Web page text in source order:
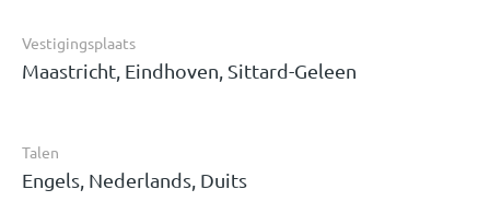
Vestigingsplaats
Maastricht, Eindhoven, Sittard-Geleen
Talen
Engels, Nederlands, Duits